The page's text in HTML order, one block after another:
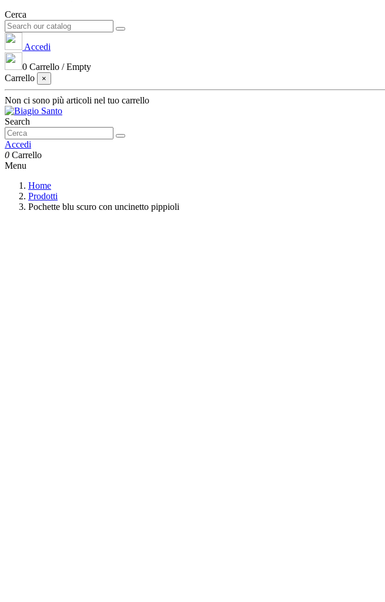
Cerca
Accedi
0 Carrello /Empty
Carrello
×
Non ci sono più articoli nel tuo carrello
Search
Accedi
0 Carrello
Menu
Home
Prodotti
Pochette blu scuro con uncinetto pippioli